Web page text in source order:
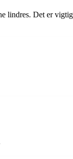
lindres. Det er